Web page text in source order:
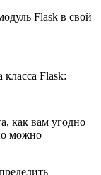
Flask в свой
класса Flask:
как вам угодно
можно